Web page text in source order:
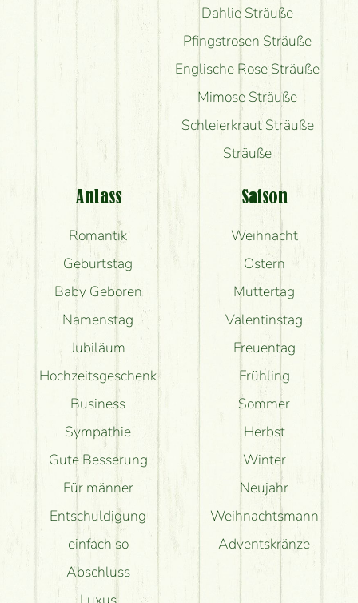
Dahlie Sträuße
Pfingstrosen Sträuße
Englische Rose Sträuße
Mimose Sträuße
Schleierkraut Sträuße
Sträuße
Anlass
Romantik
Geburtstag
Baby Geboren
Namenstag
Jubiläum
Hochzeitsgeschenk
Business
Sympathie
Gute Besserung
Für männer
Entschuldigung
einfach so
Abschluss
Saison
Weihnacht
Ostern
Muttertag
Valentinstag
Freuentag
Frühling
Sommer
Herbst
Winter
Neujahr
Weihnachtsmann
Adventskränze